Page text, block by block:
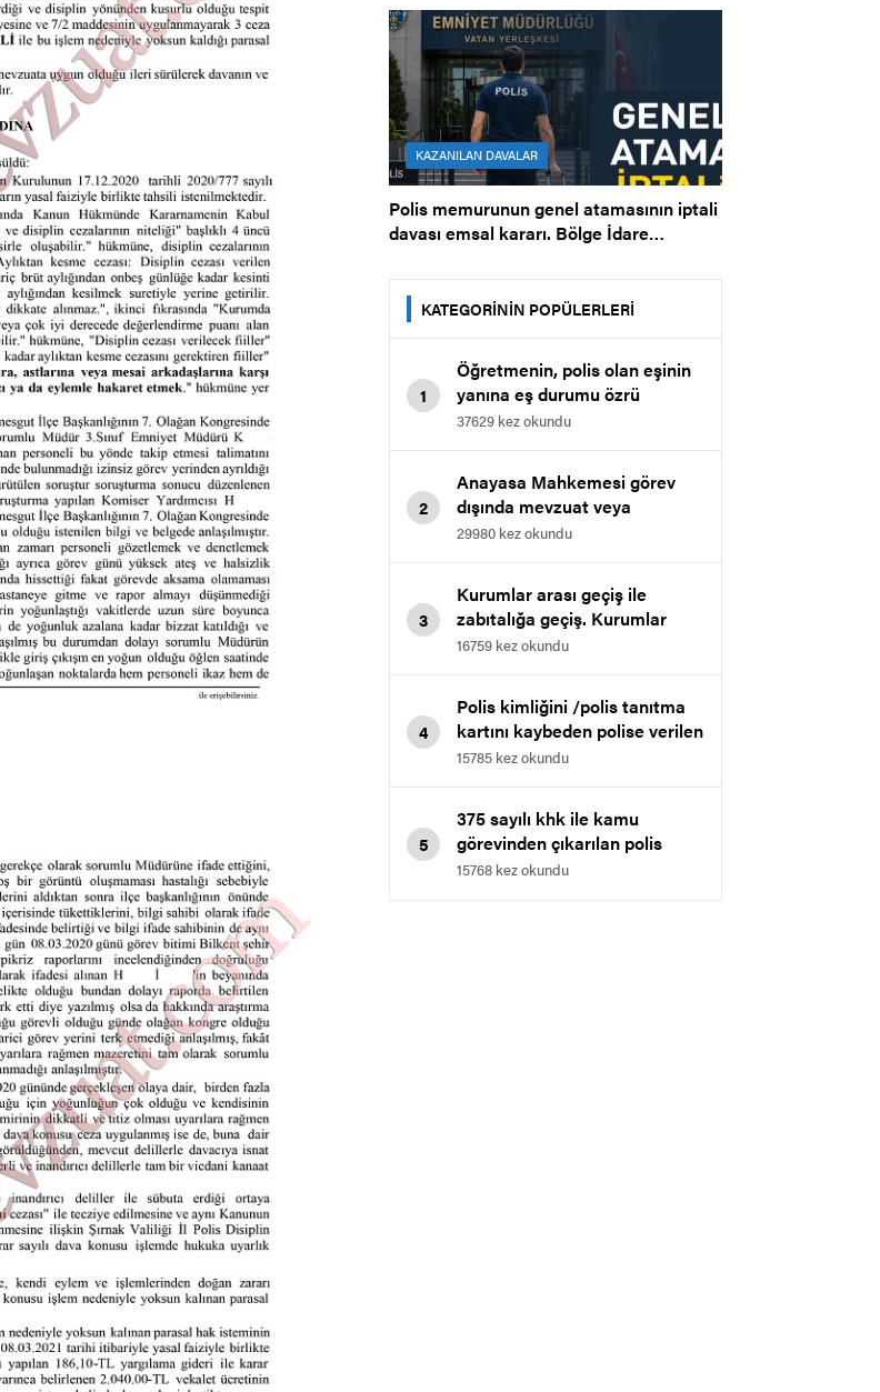
KAZANILAN DAVALAR
Polis memurunun genel atamasının iptali
davası emsal kararı. Bölge İdare
KATEGORİNİN POPÜLERLERİ
1
Öğretmenin, polis olan eşinin
yanına eş durumu özrü
nedeniyle il içi atamasına dair
37629 kez okundu
2
Anayasa Mahkemesi görev
dışında mevzuat veya
talimatlarla yasaklanan
29980 kez okundu
3
Kurumlar arası geçiş ile
zabıtalığa geçiş. Kurumlar
arası geçişte muvafakat
16759 kez okundu
4
Polis kimliğini /polis tanıtma
kartını kaybeden polise verilen
cezanın iptali
15785 kez okundu
5
375 sayılı khk ile kamu
görevinden çıkarılan polis
memurunun bölge idare
15768 kez okundu